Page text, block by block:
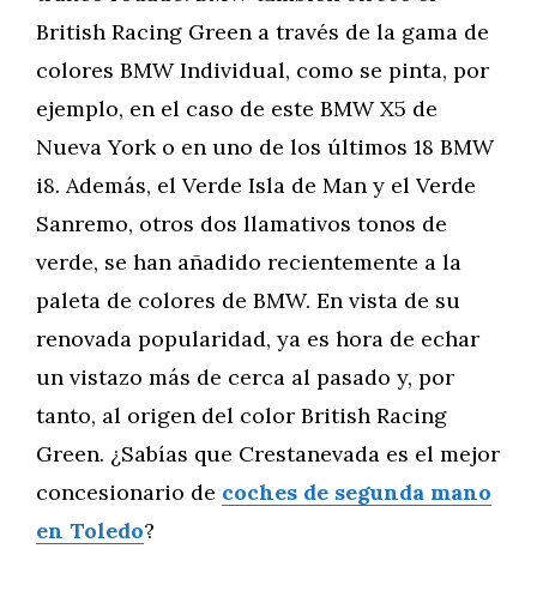
British Racing Green a través de la gama de
colores BMW Individual, como se pinta, por
ejemplo, en el caso de este BMW X5 de
Nueva York o en uno de los últimos 18 BMW
i8. Además, el Verde Isla de Man y el Verde
Sanremo, otros dos llamativos tonos de
verde, se han añadido recientemente a la
paleta de colores de BMW. En vista de su
renovada popularidad, ya es hora de echar
un vistazo más de cerca al pasado y, por
tanto, al origen del color British Racing
Green. ¿Sabías que Crestanevada es el mejor
concesionario de coches de segunda mano
en Toledo?